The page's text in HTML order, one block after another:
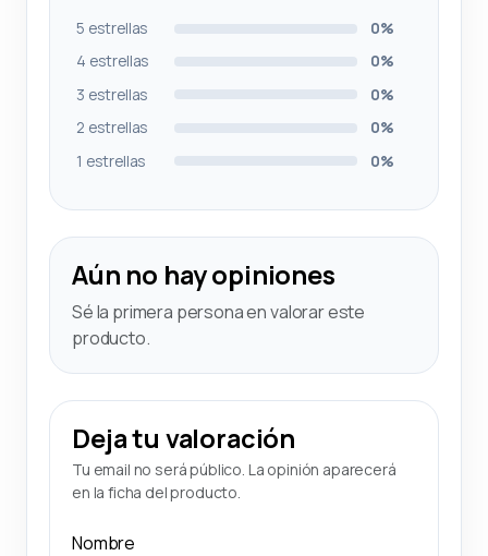
5 estrellas
0%
4 estrellas
0%
3 estrellas
0%
2 estrellas
0%
1 estrellas
0%
Aún no hay opiniones
Sé la primera persona en valorar este
producto.
Deja tu valoración
Tu email no será público. La opinión aparecerá
en la ficha del producto.
Nombre